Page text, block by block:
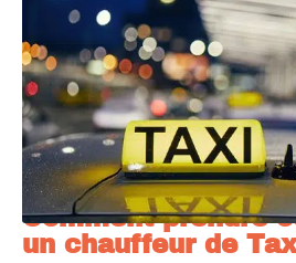
Comment prendre
un chauffeur de